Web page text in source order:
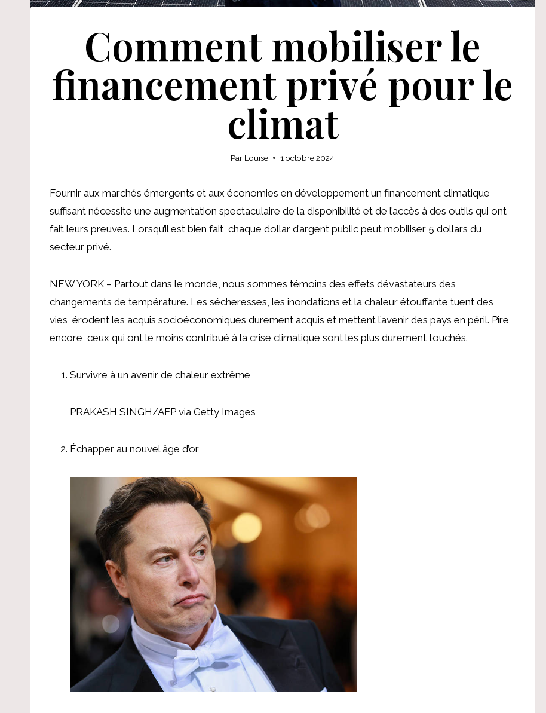
Comment mobiliser le
financement privé pour le
climat
Par Louise 1 octobre 2024
Fournir aux marchés émergents et aux économies en développement un financement climatique
suffisant nécessite une augmentation spectaculaire de la disponibilité et de l’accès à des outils qui ont
fait leurs preuves. Lorsqu’il est bien fait, chaque dollar d’argent public peut mobiliser 5 dollars du
secteur privé.
NEW YORK – Partout dans le monde, nous sommes témoins des effets dévastateurs des
changements de température. Les sécheresses, les inondations et la chaleur étouffante tuent des
vies, érodent les acquis socioéconomiques durement acquis et mettent l’avenir des pays en péril. Pire
encore, ceux qui ont le moins contribué à la crise climatique sont les plus durement touchés.
Survivre à un avenir de chaleur extrême
PRAKASH SINGH/AFP via Getty Images
Échapper au nouvel âge d’or